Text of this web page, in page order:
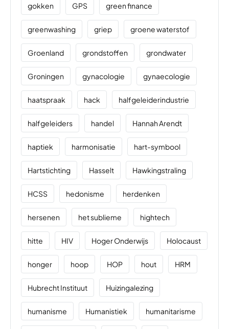
gokken GPS green finance
greenwashing griep groene waterstof
Groenland grondstoffen grondwater
Groningen gynacologie gynaecologie
haatspraak hack halfgeleiderindustrie
halfgeleiders handel Hannah Arendt
haptiek harmonisatie hart-symbool
Hartstichting Hasselt Hawkingstraling
HCSS hedonisme herdenken
hersenen het sublieme hightech
hitte HIV Hoger Onderwijs Holocaust
honger hoop HOP hout HRM
Hubrecht Instituut Huizingalezing
humanisme Humanistiek humanitarisme